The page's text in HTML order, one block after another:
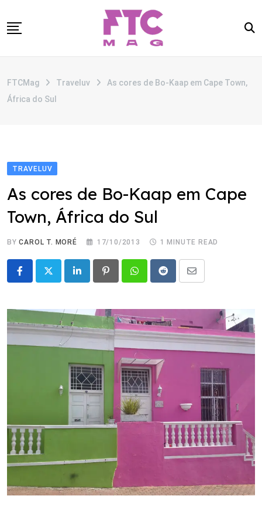
to
CATEGORIAS
FTCMag Traveluv
As cores de Bo-Kaap em Cape Town,
África do Sul
TRAVELUV
As cores de Bo-Kaap em Cape
Town, África do Sul
BYCAROL T. MORÉ 17/10/2013 1 MINUTE READ
LinkedIn PinterestWhatsappRedditShare
Email